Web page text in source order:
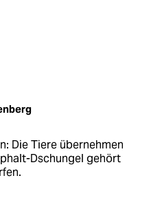
Die Tiere übernehmen
Dschungel gehört